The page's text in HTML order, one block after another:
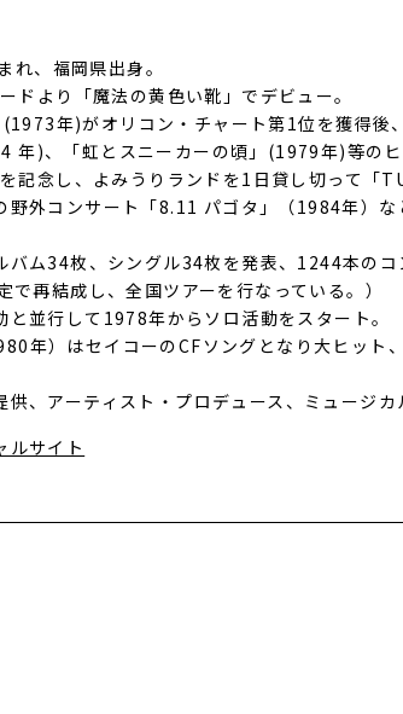
、福岡県出身。
ドより「魔法の黄色い靴」でデビュー。
年)がオリコン・チャート第1位を獲得後、
年)、「虹とスニーカーの頃」(1979年)等のヒ
記念し、よみうりランドを1日貸し切って
野外コンサート「8.11 パゴタ」（1984年）
バム34枚、シングル34枚を発表、1244本の
で再結成し、全国ツアーを行なっている。）
と並行して1978年からソロ活動をスタート。
年）はセイコーのCFソングとなり大ヒッ
供、アーティスト・プロデュース、ミュージ
ルサイト